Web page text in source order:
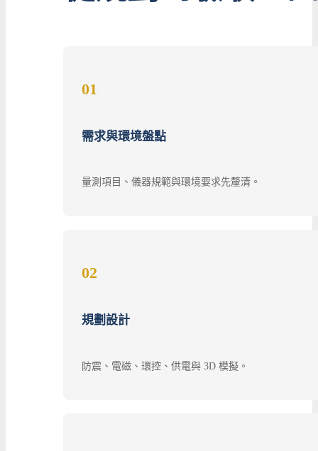
01
需求與環境盤點
量測項目、儀器規範與環境要求先釐清。
02
規劃設計
防震、電磁、環控、供電與 3D 模擬。